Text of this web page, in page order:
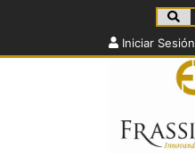
Iniciar Sesión